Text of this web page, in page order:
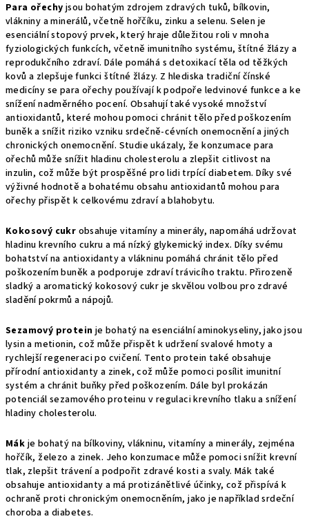
Para ořechyjsou bohatým zdrojem zdravých tuků, bílkovin,
vlákniny a minerálů, včetně hořčíku, zinku a selenu. Selen je
esenciální stopový prvek, který hraje důležitou roli v mnoha
fyziologických funkcích, včetně imunitního systému, štítné žlázy a
reprodukčního zdraví. Dále pomáhá s detoxikací těla od těžkých
kovů a zlepšuje funkci štítné žlázy. Z hlediska tradiční čínské
medicíny se para ořechy používají k podpoře ledvinové funkce a ke
snížení nadměrného pocení. Obsahují také vysoké množství
antioxidantů, které mohou pomoci chránit tělo před poškozením
buněk a snížit riziko vzniku srdečně-cévních onemocnění a jiných
chronických onemocnění. Studie ukázaly, že konzumace para
ořechů může snížit hladinu cholesterolu a zlepšit citlivost na
inzulin, což může být prospěšné pro lidi trpící diabetem. Díky své
výživné hodnotě a bohatému obsahu antioxidantů mohou para
ořechy přispět k celkovému zdraví a blahobytu.
Kokosový cukr obsahuje vitamíny a minerály, napomáhá udržovat
hladinu krevního cukru a má nízký glykemický index. Díky svému
bohatství na antioxidanty a vlákninu pomáhá chránit tělo před
poškozením buněk a podporuje zdraví trávicího traktu. Přirozeně
sladký a aromatický kokosový cukr je skvělou volbou pro zdravé
sladění pokrmů a nápojů.
Sezamový proteinje bohatý na esenciální aminokyseliny, jako jsou
lysin a metionin, což může přispět k udržení svalové hmoty a
rychlejší regeneraci po cvičení. Tento protein také obsahuje
přírodní antioxidanty a zinek, což může pomoci posílit imunitní
systém a chránit buňky před poškozením. Dále byl prokázán
potenciál sezamového proteinu v regulaci krevního tlaku a snížení
hladiny cholesterolu.
Mákje bohatý na bílkoviny, vlákninu, vitamíny a minerály, zejména
hořčík, železo a zinek. Jeho konzumace může pomoci snížit krevní
tlak, zlepšit trávení a podpořit zdravé kosti a svaly. Mák také
obsahuje antioxidanty a má protizánětlivé účinky, což přispívá k
ochraně proti chronickým onemocněním, jako je například srdeční
choroba a diabetes.